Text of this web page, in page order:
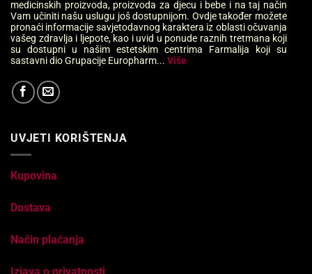
medicinskih proizvoda, proizvoda za djecu i bebe i na taj način
Vam učiniti našu uslugu još dostupnijom. Ovdje također možete
pronaći informacije savjetodavnog karaktera iz oblasti očuvanja
vašeg zdravlja i ljepote, kao i uvid u ponude raznih tretmana koji
su dostupni u našim estetskim centrima Farmalija koji su
sastavni dio Grupacije Europharm... Više
UVJETI KORIŠTENJA
Kupovina
Dostava
Način plaćanja